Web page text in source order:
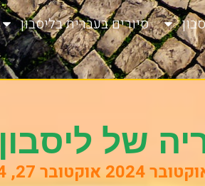
סיורים בעברית בליסבון
של ליסבון
אוקטובר 27, 2024